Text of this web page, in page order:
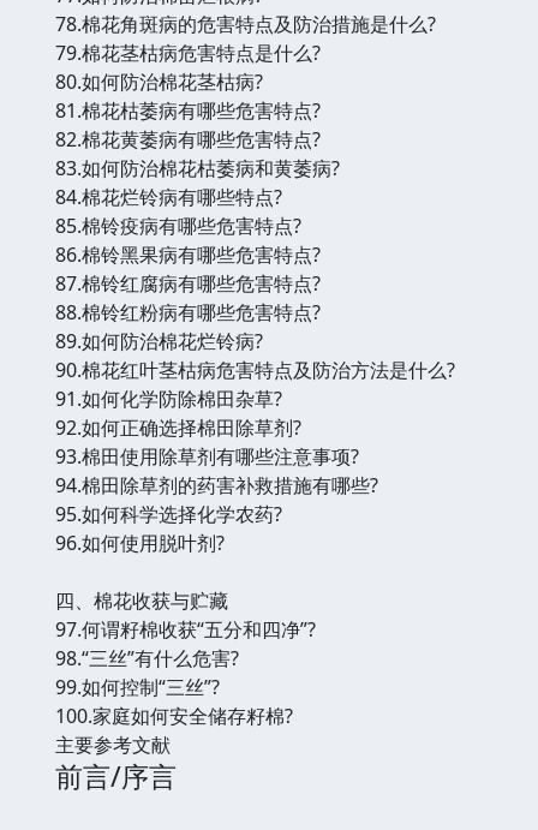
78.棉花角斑病的危害特点及防治措施是什么?
79.棉花茎枯病危害特点是什么?
80.如何防治棉花茎枯病?
81.棉花枯萎病有哪些危害特点?
82.棉花黄萎病有哪些危害特点?
83.如何防治棉花枯萎病和黄萎病?
84.棉花烂铃病有哪些特点?
85.棉铃疫病有哪些危害特点?
86.棉铃黑果病有哪些危害特点?
87.棉铃红腐病有哪些危害特点?
88.棉铃红粉病有哪些危害特点?
89.如何防治棉花烂铃病?
90.棉花红叶茎枯病危害特点及防治方法是什么?
91.如何化学防除棉田杂草?
92.如何正确选择棉田除草剂?
93.棉田使用除草剂有哪些注意事项?
94.棉田除草剂的药害补救措施有哪些?
95.如何科学选择化学农药?
96.如何使用脱叶剂?
四、棉花收获与贮藏
97.何谓籽棉收获“五分和四净”?
98.“三丝”有什么危害?
99.如何控制“三丝”?
100.家庭如何安全储存籽棉?
主要参考文献
前言/序言